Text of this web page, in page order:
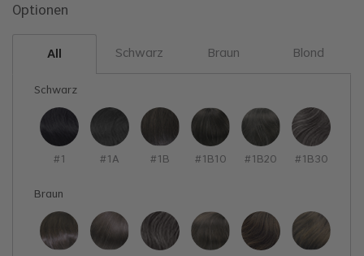
Optionen
All Schwarz Braun Blond
Schwarz
#1 #1A #1B #1B10 #1B20 #1B30
Braun